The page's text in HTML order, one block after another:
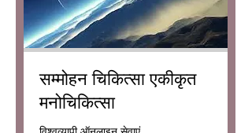
सम्मोहन चिकित्सा एकीकृत
मनोचिकित्सा